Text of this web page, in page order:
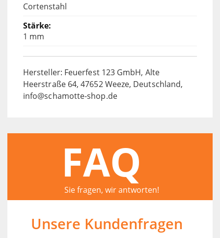
Cortenstahl
1 mm
Hersteller: Feuerfest 123 GmbH, Alte
Heerstraße 64, 47652 Weeze, Deutschland,
info@schamotte-shop.de
FAQ
Sie fragen, wir antworten!
Unsere Kundenfragen